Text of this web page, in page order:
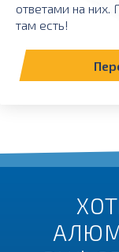
ответами на них.
там есть!